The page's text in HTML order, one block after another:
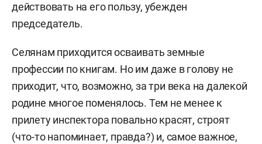
действовать на его пользу, убежден
председатель.
Селянам приходится осваивать земные
профессии по книгам. Но им даже в голову не
приходит, что, возможно, за три века на далекой
родине многое поменялось. Тем не менее к
прилету инспектора повально красят, строят
(что-то напоминает, правда?) и, самое важное,